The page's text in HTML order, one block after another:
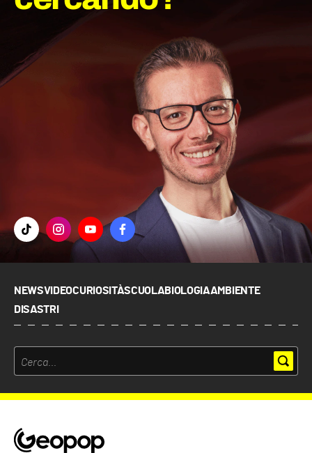
NEWSVIDEOCURIOSITÀSCUOLABIOLOGIAAMBIENTE
DISASTRI